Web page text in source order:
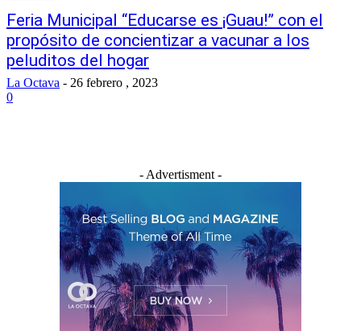
Feria Municipal “Educarse es ¡Guau!” con el
propósito de concientizar a vacunar a los
peluditos del hogar
La Octava - 26 febrero , 2023
0
- Advertisment -